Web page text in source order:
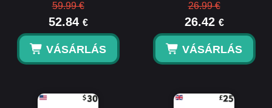
59.99 €
52.84 €
VÁSÁRLÁS
26.99 €
26.42 €
VÁSÁRLÁS